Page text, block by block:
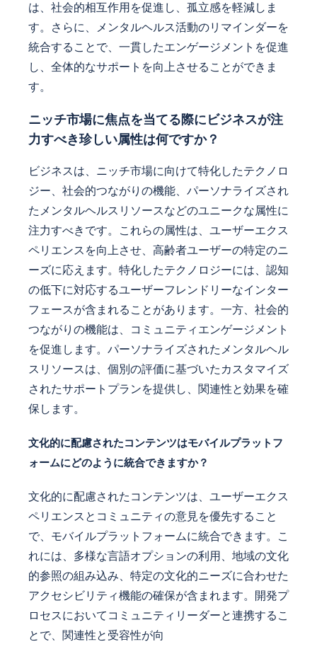
は、社会的相互作用を促進し、孤立感を軽減しま
す。さらに、メンタルヘルス活動のリマインダーを
統合することで、一貫したエンゲージメントを促進
し、全体的なサポートを向上させることができま
す。
ニッチ市場に焦点を当てる際にビジネスが注
力すべき珍しい属性は何ですか？
ビジネスは、ニッチ市場に向けて特化したテクノロ
ジー、社会的つながりの機能、パーソナライズされ
たメンタルヘルスリソースなどのユニークな属性に
注力すべきです。これらの属性は、ユーザーエクス
ペリエンスを向上させ、高齢者ユーザーの特定のニ
ーズに応えます。特化したテクノロジーには、認知
の低下に対応するユーザーフレンドリーなインター
フェースが含まれることがあります。一方、社会的
つながりの機能は、コミュニティエンゲージメント
を促進します。パーソナライズされたメンタルヘル
スリソースは、個別の評価に基づいたカスタマイズ
されたサポートプランを提供し、関連性と効果を確
保します。
文化的に配慮されたコンテンツはモバイルプラットフ
ォームにどのように統合できますか？
文化的に配慮されたコンテンツは、ユーザーエクス
ペリエンスとコミュニティの意見を優先すること
で、モバイルプラットフォームに統合できます。こ
れには、多様な言語オプションの利用、地域の文化
的参照の組み込み、特定の文化的ニーズに合わせた
アクセシビリティ機能の確保が含まれます。開発プ
ロセスにおいてコミュニティリーダーと連携するこ
とで、関連性と受容性が向